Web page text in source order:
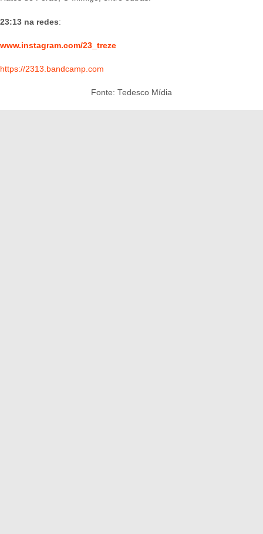
23:13 na redes:
www.instagram.com/23_treze
https://2313.bandcamp.com
Fonte: Tedesco Mídia